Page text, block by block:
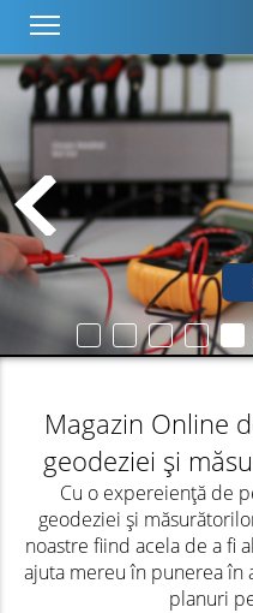
Magazin Online
geodeziei și
Cu o expereiență de
geodeziei și
noastre fiind acela de a fi
ajuta mereu în punerea în
planuri